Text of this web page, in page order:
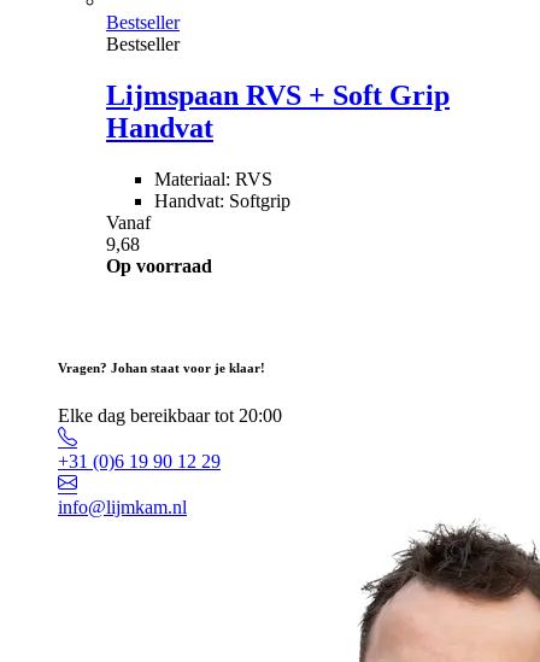
Bestseller
Bestseller
Lijmspaan RVS + Soft Grip
Handvat
Materiaal: RVS
Handvat: Softgrip
Vanaf
9,68
Op voorraad
Vragen? Johan staat voor je klaar!
Elke dag bereikbaar tot 20:00
+31 (0)6 19 90 12 29
info@lijmkam.nl